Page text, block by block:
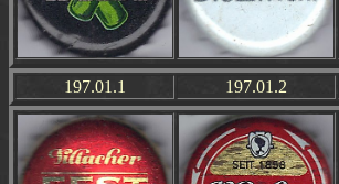
197.01.1 197.01.2